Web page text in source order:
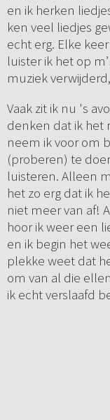
en ik herken
ken veel liedjes
echt erg. Elke
luister ik het op
muziek
Vaak zit ik nu 's
denken dat ik het
neem ik voor om
(proberen) te
luisteren. Alleen
het zo erg dat ik
niet meer van af!
hoor ik weer een
en ik begin het
plekke weet dat
om van al die
ik echt verslaafd